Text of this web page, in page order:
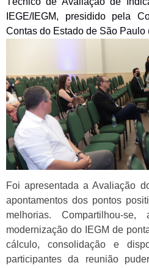
IEGE/IEGM, presidido pela
Contas do Estado de São Paulo
Foi apresentada a Avaliação
apontamentos dos pontos
melhorias. Compartilhou-
modernização do IEGM de
cálculo, consolidação e
participantes da reunião